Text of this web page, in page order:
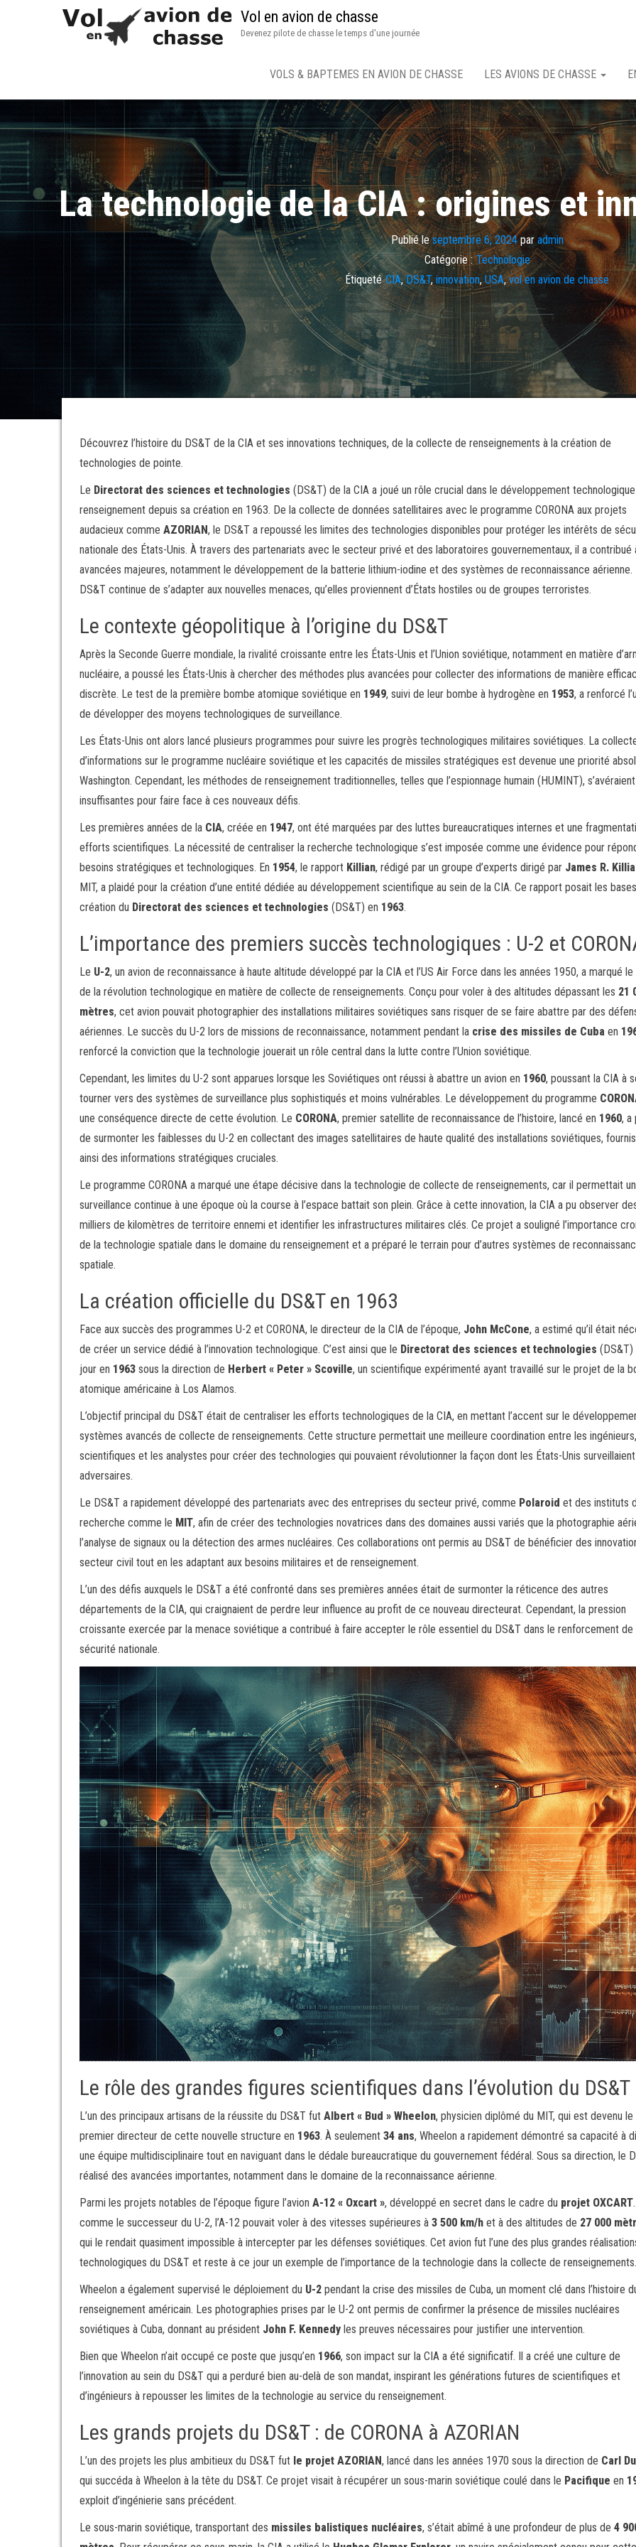
Vol en avion de chasse
Devenez pilote de chasse le temps d'une journée
VOLS & BAPTEMES EN AVION DE CHASSE LES AVIONS DE CHASSE
La technologie de la CIA : origines et
Publié leseptembre 6, 2024par admin
Catégorie : Technologie
Étiqueté CIA,DS&T, innovation,USA,vol en avion de chasse
Découvrez l’histoire du DS&T de la CIA et ses innovations techniques, de la collecte de renseignements à la création de
technologies de pointe.
Le Directorat des sciences et technologies (DS&T) de la CIA a joué un rôle crucial dans le développement
renseignement depuis sa création en 1963. De la collecte de données satellitaires avec le programme CORONA aux projets
audacieux comme AZORIAN, le DS&T a repoussé les limites des technologies disponibles pour protéger les intérêts de
nationale des États-Unis. À travers des partenariats avec le secteur privé et des laboratoires gouvernementaux, il a contribué
avancées majeures, notamment le développement de la batterie lithium-iodine et des systèmes de reconnaissance aérienne.
DS&T continue de s’adapter aux nouvelles menaces, qu’elles proviennent d’États hostiles ou de groupes terroristes.
Le contexte géopolitique à l’origine du DS&T
Après la Seconde Guerre mondiale, la rivalité croissante entre les États-Unis et l’Union soviétique, notamment en matière
nucléaire, a poussé les États-Unis à chercher des méthodes plus avancées pour collecter des informations de manière
discrète. Le test de la première bombe atomique soviétique en 1949, suivi de leur bombe à hydrogène en 1953, a renforcé
de développer des moyens technologiques de surveillance.
Les États-Unis ont alors lancé plusieurs programmes pour suivre les progrès technologiques militaires soviétiques. La
d’informations sur le programme nucléaire soviétique et les capacités de missiles stratégiques est devenue une priorité
Washington. Cependant, les méthodes de renseignement traditionnelles, telles que l’espionnage humain (HUMINT), s’avéraient
insuffisantes pour faire face à ces nouveaux défis.
Les premières années de la CIA, créée en 1947, ont été marquées par des luttes bureaucratiques internes et une
efforts scientifiques. La nécessité de centraliser la recherche technologique s’est imposée comme une évidence pour
besoins stratégiques et technologiques. En 1954, le rapport Killian, rédigé par un groupe d’experts dirigé par James R.
MIT, a plaidé pour la création d’une entité dédiée au développement scientifique au sein de la CIA. Ce rapport posait les
création du Directorat des sciences et technologies (DS&T) en 1963.
L’importance des premiers succès technologiques : U-2 et
Le U-2, un avion de reconnaissance à haute altitude développé par la CIA et l’US Air Force dans les années 1950, a marqué
de la révolution technologique en matière de collecte de renseignements. Conçu pour voler à des altitudes dépassant les 21
mètres, cet avion pouvait photographier des installations militaires soviétiques sans risquer de se faire abattre par des
aériennes. Le succès du U-2 lors de missions de reconnaissance, notamment pendant la crise des missiles de Cuba en
renforcé la conviction que la technologie jouerait un rôle central dans la lutte contre l’Union soviétique.
Cependant, les limites du U-2 sont apparues lorsque les Soviétiques ont réussi à abattre un avion en 1960, poussant la CIA à
tourner vers des systèmes de surveillance plus sophistiqués et moins vulnérables. Le développement du programme
une conséquence directe de cette évolution. Le CORONA, premier satellite de reconnaissance de l’histoire, lancé en 1960, a
de surmonter les faiblesses du U-2 en collectant des images satellitaires de haute qualité des installations soviétiques,
ainsi des informations stratégiques cruciales.
Le programme CORONA a marqué une étape décisive dans la technologie de collecte de renseignements, car il permettait
surveillance continue à une époque où la course à l’espace battait son plein. Grâce à cette innovation, la CIA a pu observer
milliers de kilomètres de territoire ennemi et identifier les infrastructures militaires clés. Ce projet a souligné l’importance
de la technologie spatiale dans le domaine du renseignement et a préparé le terrain pour d’autres systèmes de
spatiale.
La création officielle du DS&T en 1963
Face aux succès des programmes U-2 et CORONA, le directeur de la CIA de l’époque, John McCone, a estimé qu’il était
de créer un service dédié à l’innovation technologique. C’est ainsi que le Directorat des sciences et technologies (DS&T)
jour en 1963 sous la direction de Herbert « Peter » Scoville, un scientifique expérimenté ayant travaillé sur le projet de la
atomique américaine à Los Alamos.
L’objectif principal du DS&T était de centraliser les efforts technologiques de la CIA, en mettant l’accent sur le
systèmes avancés de collecte de renseignements. Cette structure permettait une meilleure coordination entre les
scientifiques et les analystes pour créer des technologies qui pouvaient révolutionner la façon dont les États-Unis
adversaires.
Le DS&T a rapidement développé des partenariats avec des entreprises du secteur privé, comme Polaroid et des instituts
recherche comme le MIT, afin de créer des technologies novatrices dans des domaines aussi variés que la photographie
l’analyse de signaux ou la détection des armes nucléaires. Ces collaborations ont permis au DS&T de bénéficier des
secteur civil tout en les adaptant aux besoins militaires et de renseignement.
L’un des défis auxquels le DS&T a été confronté dans ses premières années était de surmonter la réticence des autres
départements de la CIA, qui craignaient de perdre leur influence au profit de ce nouveau directeurat. Cependant, la pression
croissante exercée par la menace soviétique a contribué à faire accepter le rôle essentiel du DS&T dans le renforcement de
sécurité nationale.
Le rôle des grandes figures scientifiques dans l’évolution du DS&T
L’un des principaux artisans de la réussite du DS&T fut Albert « Bud » Wheelon, physicien diplômé du MIT, qui est devenu le
premier directeur de cette nouvelle structure en 1963. À seulement 34 ans, Wheelon a rapidement démontré sa capacité à
une équipe multidisciplinaire tout en naviguant dans le dédale bureaucratique du gouvernement fédéral. Sous sa direction, le
réalisé des avancées importantes, notamment dans le domaine de la reconnaissance aérienne.
Parmi les projets notables de l’époque figure l’avion A-12 « Oxcart », développé en secret dans le cadre du projet OXCART
comme le successeur du U-2, l’A-12 pouvait voler à des vitesses supérieures à 3 500 km/h et à des altitudes de 27 000
qui le rendait quasiment impossible à intercepter par les défenses soviétiques. Cet avion fut l’une des plus grandes
technologiques du DS&T et reste à ce jour un exemple de l’importance de la technologie dans la collecte de renseignements.
Wheelon a également supervisé le déploiement du U-2 pendant la crise des missiles de Cuba, un moment clé dans l’histoire
renseignement américain. Les photographies prises par le U-2 ont permis de confirmer la présence de missiles nucléaires
soviétiques à Cuba, donnant au président John F. Kennedy les preuves nécessaires pour justifier une intervention.
Bien que Wheelon n’ait occupé ce poste que jusqu’en 1966, son impact sur la CIA a été significatif. Il a créé une culture de
l’innovation au sein du DS&T qui a perduré bien au-delà de son mandat, inspirant les générations futures de scientifiques et
d’ingénieurs à repousser les limites de la technologie au service du renseignement.
Les grands projets du DS&T : de CORONA à AZORIAN
L’un des projets les plus ambitieux du DS&T fut le projet AZORIAN, lancé dans les années 1970 sous la direction de Carl
qui succéda à Wheelon à la tête du DS&T. Ce projet visait à récupérer un sous-marin soviétique coulé dans le Pacifique en
exploit d’ingénierie sans précédent.
Le sous-marin soviétique, transportant des missiles balistiques nucléaires, s’était abîmé à une profondeur de plus de 4